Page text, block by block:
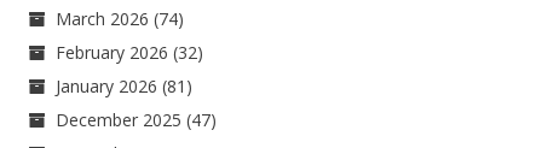
March 2026 (74)
February 2026 (32)
January 2026 (81)
December 2025 (47)